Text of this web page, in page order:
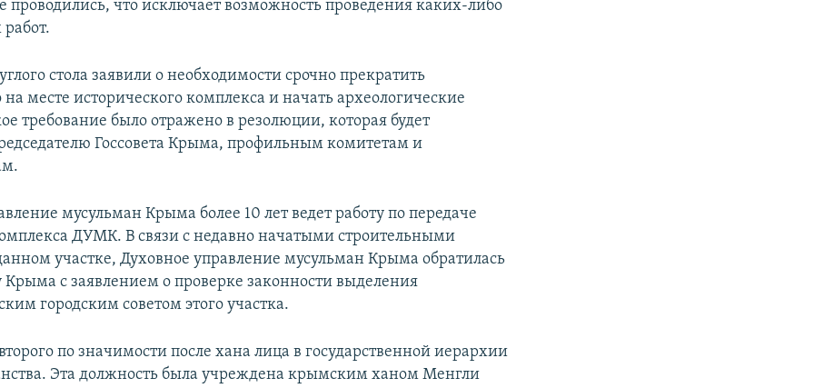
проводились, что исключает возможность проведения каких-либо
стола заявили о необходимости срочно прекратить
на месте исторического комплекса и начать археологические
требование было отражено в резолюции, которая будет
Госсовета Крыма, профильным комитетам и
мусульман Крыма более 10 лет ведет работу по передаче
ДУМК. В связи с недавно начатыми строительными
участке, Духовное управление мусульман Крыма обратилась
Крыма с заявлением о проверке законности выделения
городским советом этого участка.
по значимости после хана лица в государственной иерархии
Эта должность была учреждена крымским ханом Менгли